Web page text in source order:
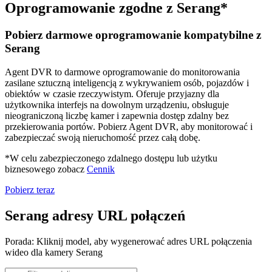
Oprogramowanie zgodne z Serang*
Pobierz darmowe oprogramowanie kompatybilne z
Serang
Agent DVR to darmowe oprogramowanie do monitorowania
zasilane sztuczną inteligencją z wykrywaniem osób, pojazdów i
obiektów w czasie rzeczywistym. Oferuje przyjazny dla
użytkownika interfejs na dowolnym urządzeniu, obsługuje
nieograniczoną liczbę kamer i zapewnia dostęp zdalny bez
przekierowania portów. Pobierz Agent DVR, aby monitorować i
zabezpieczać swoją nieruchomość przez całą dobę.
*W celu zabezpieczonego zdalnego dostępu lub użytku
biznesowego zobacz Cennik
Pobierz teraz
Serang adresy URL połączeń
Porada: Kliknij model, aby wygenerować adres URL połączenia
wideo dla kamery Serang